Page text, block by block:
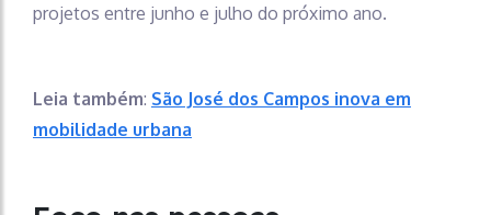
projetos entre junho e julho do próximo ano.
Leia também: São José dos Campos inova em
mobilidade urbana